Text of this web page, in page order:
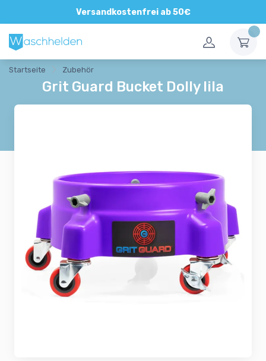
Versandkostenfrei ab 50€
Direkte und persönliche Beratung
Startseite Zubehör
Grit Guard Bucket Dolly lila